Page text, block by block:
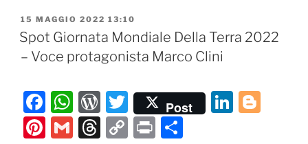
PUBBLICATO
IL
15 MAGGIO 2022 13:10
Spot Giornata Mondiale Della Terra 2022
– Voce protagonista Marco Clini
F
a
W
h
W
or
T
w
Post
Li
Pi G
T
C
P